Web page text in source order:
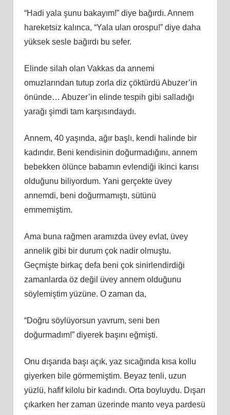
“Hadi yala şunu bakayım!” diye bağırdı. Annem
hareketsiz kalınca, “Yala ulan orospu!” diye daha
yüksek sesle bağırdı bu sefer.
Elinde silah olan Vakkas da annemi
omuzlarından tutup zorla diz çöktürdü Abuzer’in
önünde… Abuzer’in elinde tespih gibi salladığı
yarağı şimdi tam karşısındaydı.
Annem, 40 yaşında, ağır başlı, kendi halinde bir
kadındır. Beni kendisinin doğurmadığını, annem
bebekken ölünce babamın evlendiği ikinci karısı
olduğunu biliyordum. Yani gerçekte üvey
annemdi, beni doğurmamıştı, sütünü
emmemiştim.
Ama buna rağmen aramızda üvey evlat, üvey
annelik gibi bir durum çok nadir olmuştu.
Geçmişte birkaç defa beni çok sinirlendirdiği
zamanlarda öz değil üvey annem olduğunu
söylemiştim yüzüne. O zaman da,
“Doğru söylüyorsun yavrum, seni ben
doğurmadım!” diyerek başını eğmişti.
Onu dışarıda başı açık, yaz sıcağında kısa kollu
giyerken bile görmemiştim. Beyaz tenli, uzun
yüzlü, hafif kilolu bir kadındı. Orta boyluydu. Dışarı
çıkarken her zaman üzerinde manto veya pardesü